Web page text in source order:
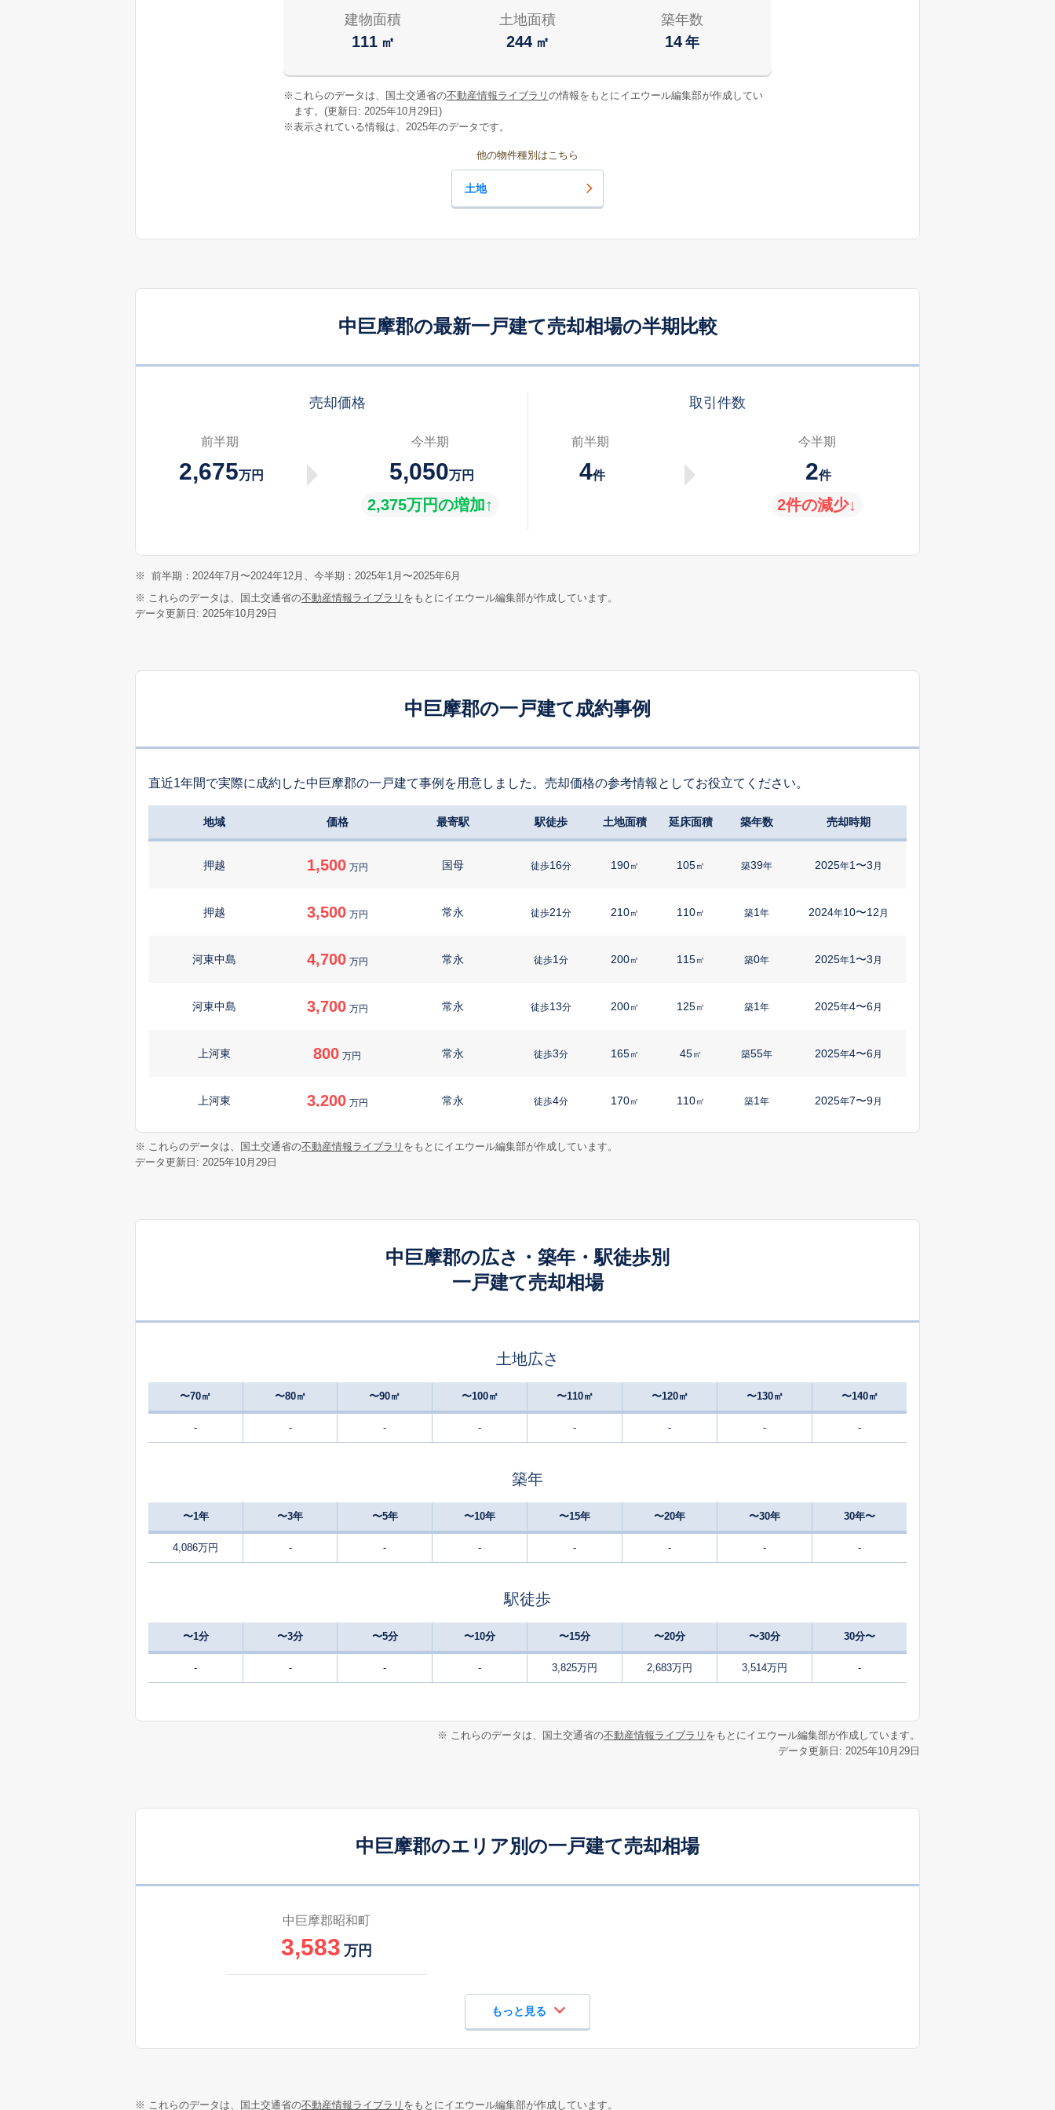
建物面積
111 ㎡
土地面積
244 ㎡
築年数
14 年
※ これらのデータは、国土交通省の不動産情報ライブラリ の情報をもとにイエウール編集部が作成してい
ます。(更新日: 2025年10月29日)
※表示されている情報は、2025年のデータです。
他の物件種別はこちら
土地
中巨摩郡の最新一戸建て売却相場の半期比較
売却価格
前半期
2,675万円
今半期
5,050万円
2,375万円の増加↑
取引件数
前半期
4件
今半期
2件
2件の減少↓
※
前半期：2024年7月〜2024年12月、今半期：2025年1月〜2025年6月
※ これらのデータは、国土交通省の不動産情報ライブラリ をもとにイエウール編集部が作成しています。
データ更新日: 2025年10月29日
中巨摩郡の一戸建て成約事例
直近1年間で実際に成約した中巨摩郡の一戸建て事例を用意しました。売却価格の参考情報としてお役立てください。
地域 価格 最寄駅 駅徒歩 土地面積 延床面積 築年数 売却時期
押越 1,500 万円 国母 徒歩16分 190㎡ 105㎡ 築39年 2025年1〜3 月
押越 3,500 万円 常永 徒歩21 分 210㎡ 110㎡ 築1 年 2024年10〜12 月
河東中島 4,700 万円 常永 徒歩1 分 200㎡ 115㎡ 築0年 2025年1〜3 月
河東中島 3,700 万円 常永 徒歩13分 200㎡ 125㎡ 築1 年 2025年4〜6月
上河東 800 万円 常永 徒歩3分 165㎡ 45㎡ 築55年 2025年4〜6月
上河東 3,200 万円 常永 徒歩4分 170㎡ 110㎡ 築1 年 2025年7〜9月
西条 4,700 万円 国母 徒歩26分
※ これらのデータは、国土交通省の不動産情報ライブラリ をもとにイエウール編集部が作成しています。
データ更新日: 2025年10月29日
中巨摩郡の広さ・築年・駅徒歩別
一戸建て売却相場
土地広さ
〜70㎡ 〜80㎡ 〜90㎡ 〜100㎡ 〜110㎡ 〜120㎡ 〜130㎡ 〜140㎡
- - - - - - - -
築年
〜1年 〜3年 〜5年 〜10年 〜15年 〜20年 〜30年 30年〜
4,086万円 - - - - - - -
駅徒歩
〜1分 〜3分 〜5分 〜10分 〜15分 〜20分 〜30分 30分〜
- - - - 3,825万円 2,683万円 3,514万円 -
※ これらのデータは、国土交通省の不動産情報ライブラリ をもとにイエウール編集部が作成しています。
データ更新日: 2025年10月29日
中巨摩郡のエリア別の一戸建て売却相場
中巨摩郡昭和町
3,583 万円
もっと見る
※ これらのデータは、国土交通省の不動産情報ライブラリ をもとにイエウール編集部が作成しています。